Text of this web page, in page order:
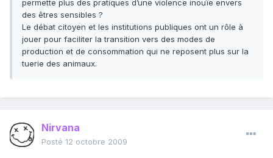
permette plus des pratiques d’une violence inouïe envers
des êtres sensibles ?
Le débat citoyen et les institutions publiques ont un rôle à
jouer pour faciliter la transition vers des modes de
production et de consommation qui ne reposent plus sur la
tuerie des animaux.
Nirvana
Posté 12 octobre 2009